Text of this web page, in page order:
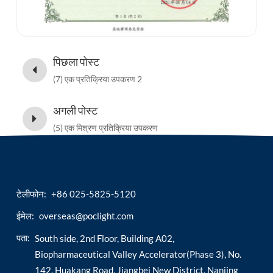
पिछला पोस्ट
(7) एक प्रतिक्रिया उपकरण 2
अगली पोस्ट
(5) एक मिश्रण प्रतिक्रिया उपकरण
टेलीफोन: +86 025-5825-5120
ईमेल: overseas@poclight.com
पता: South side, 2nd Floor, Building A02,
Biopharmaceutical Valley Accelerator(Phase 3), No.
142, Huakang Road, Jiangbei New District, Nanjing